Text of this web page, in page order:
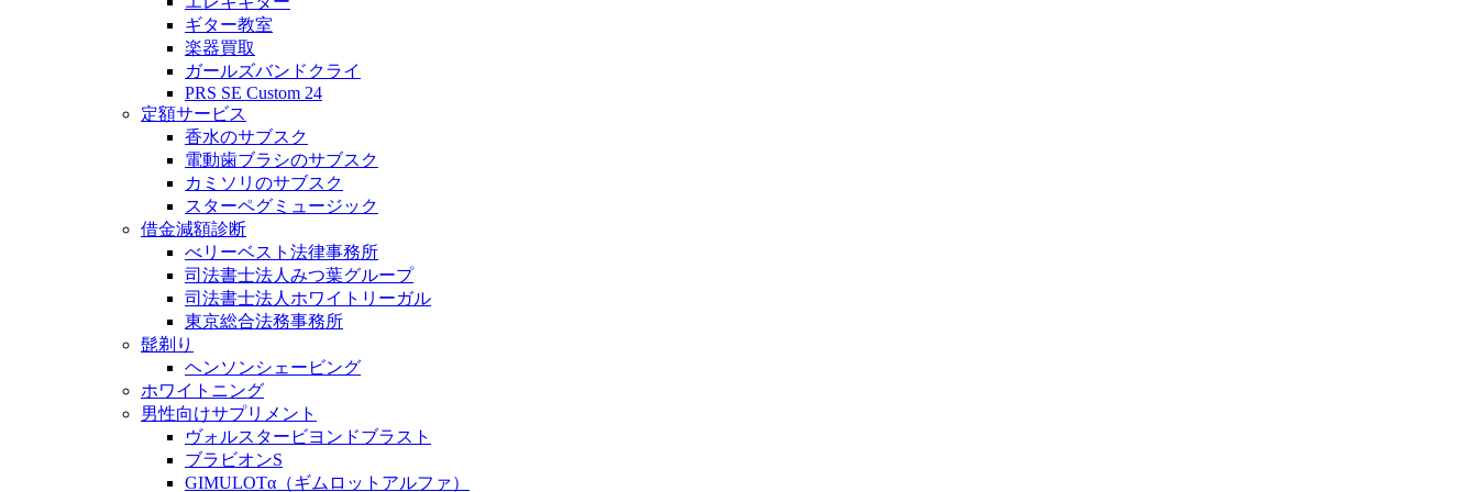
ギター教室
楽器買取
ガールズバンドクライ
PRS SE Custom 24
定額サービス
香水のサブスク
電動歯ブラシのサブスク
カミソリのサブスク
スターペグミュージック
借金減額診断
べリーベスト法律事務所
司法書士法人みつ葉グループ
司法書士法人ホワイトリーガル
東京総合法務事務所
髭剃り
ヘンソンシェービング
ホワイトニング
男性向けサプリメント
ヴォルスタービヨンドブラスト
ブラビオンS
GIMULOTα（ギムロットアルファ）